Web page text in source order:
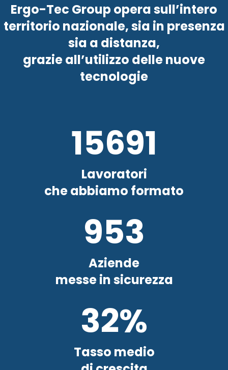
Ergo-Tec Group opera sull’intero
territorio nazionale, sia in presenza
sia a distanza,
grazie all’utilizzo delle nuove
tecnologie
15691
Lavoratori
che abbiamo formato
953
Aziende
messe in sicurezza
32%
Tasso medio